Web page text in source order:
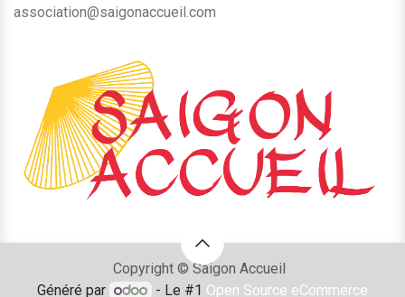
association@saigonaccueil.com
Copyright © Saigon Accueil
Généré par
- Le #1 Open Source eCommerce